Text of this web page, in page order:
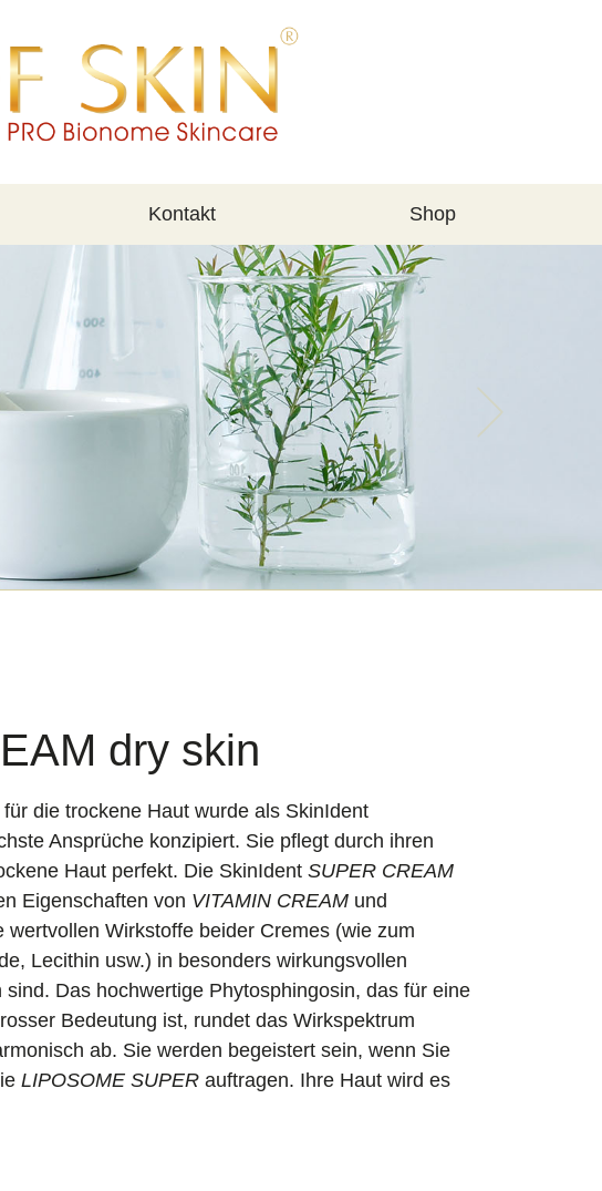
Kontakt Shop
dry skin
für die trockene Haut wurde als SkinIdent
Ansprüche konzipiert. Sie pflegt durch ihren
Haut perfekt. Die SkinIdent SUPER CREAM
Eigenschaften von VITAMIN CREAM und
wertvollen Wirkstoffe beider Cremes (wie zum
Lecithin usw.) in besonders wirkungsvollen
Das hochwertige Phytosphingosin, das für eine
Bedeutung ist, rundet das Wirkspektrum
ab. Sie werden begeistert sein, wenn Sie
LIPOSOME SUPER auftragen. Ihre Haut wird es